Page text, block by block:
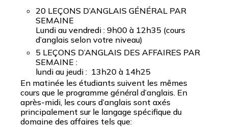
20 LEÇONS D’ANGLAIS GÉNÉRAL PAR
SEMAINE
Lundi au vendredi : 9h00 à 12h35 (cours
d’anglais selon votre niveau)
5 LEÇONS D’ANGLAIS DES AFFAIRES PAR
SEMAINE :
lundi au jeudi : 13h20 à 14h25
En matinée les étudiants suivent les mêmes
cours que le programme général d’anglais. En
après-midi, les cours d’anglais sont axés
principalement sur le langage spécifique du
domaine des affaires tels que: